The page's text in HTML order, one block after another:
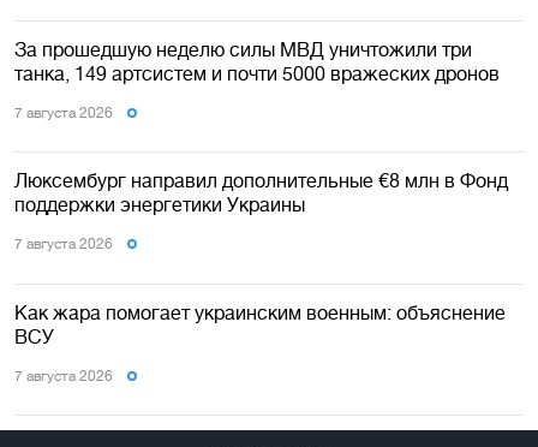
За прошедшую неделю силы МВД уничтожили три
танка, 149 артсистем и почти 5000 вражеских дронов
7 августа 2026
Люксембург направил дополнительные €8 млн в Фонд
поддержки энергетики Украины
7 августа 2026
Как жара помогает украинским военным: объяснение
ВСУ
7 августа 2026